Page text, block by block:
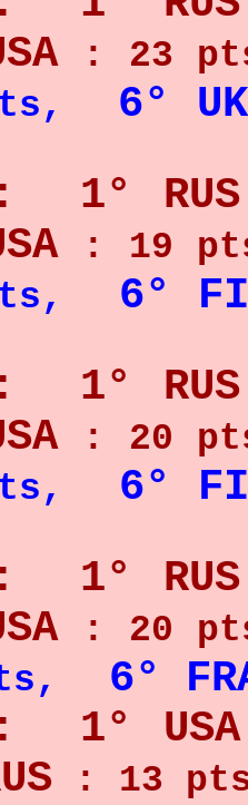
: 23
, 6°
1° RUS
: 19
, 6°
1° RUS
: 20
, 6°
1° RUS
: 20
,
6°
1° USA
: 13